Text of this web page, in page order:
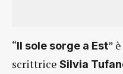
“Il sole sorge a Est”
scrittrice Silvia